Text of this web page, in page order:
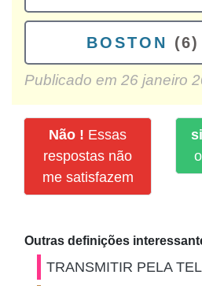
BOSTON (6)
Publicado em 26 janeiro
Não ! Essas
respostas não
me satisfazem
Outras definições
TRANSMITIR PELA